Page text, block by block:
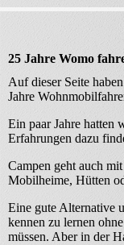
25 Jahre Womo
Auf dieser Seite
Jahre
Ein paar Jahre hatten
Erfahrungen dazu
Campen geht auch
Mobilheime, Hütten
Eine gute Alternative
kennen zu lernen
müssen. Aber in der